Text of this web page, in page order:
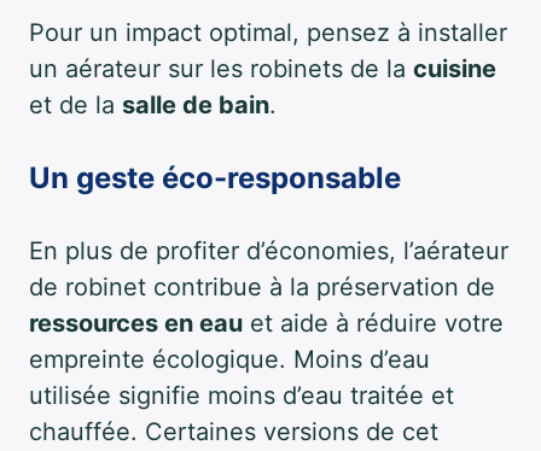
Pour un impact optimal, pensez à installer
un aérateur sur les robinets de la cuisine
et de la salle de bain.
Un geste éco-responsable
En plus de profiter d’économies, l’aérateur
de robinet contribue à la préservation de
ressources en eau et aide à réduire votre
empreinte écologique. Moins d’eau
utilisée signifie moins d’eau traitée et
chauffée. Certaines versions de cet